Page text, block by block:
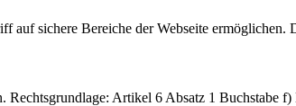
sichere Bereiche der Webseite ermöglichen.
Rechtsgrundlage: Artikel 6 Absatz 1 Buchstabe